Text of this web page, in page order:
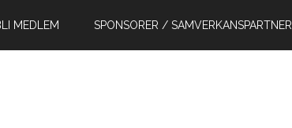
MEDLEM SPONSORER / SAMVERKANSPARTNER